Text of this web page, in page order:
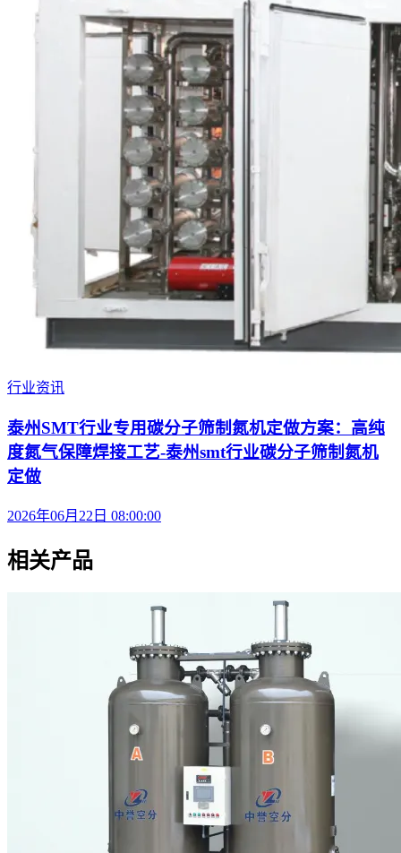
行业资讯
泰州SMT行业专用碳分子筛制氮机定做方案：高纯
度氮气保障焊接工艺-泰州smt行业碳分子筛制氮机
定做
2026年06月22日 08:00:00
相关产品